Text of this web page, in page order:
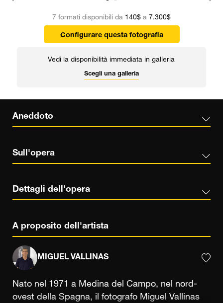
7 formati disponibili da 140$ a 7.300$
Configurare questa fotografia
Vedi la disponibilità immediata in galleria
Scegli una galleria
Aneddoto
Sull'opera
Dettagli dell'opera
A proposito dell'artista
MIGUEL VALLINAS
Nato nel 1971 a Medina del Campo, nel nord-
ovest della Spagna, il fotografo Miguel Vallinas